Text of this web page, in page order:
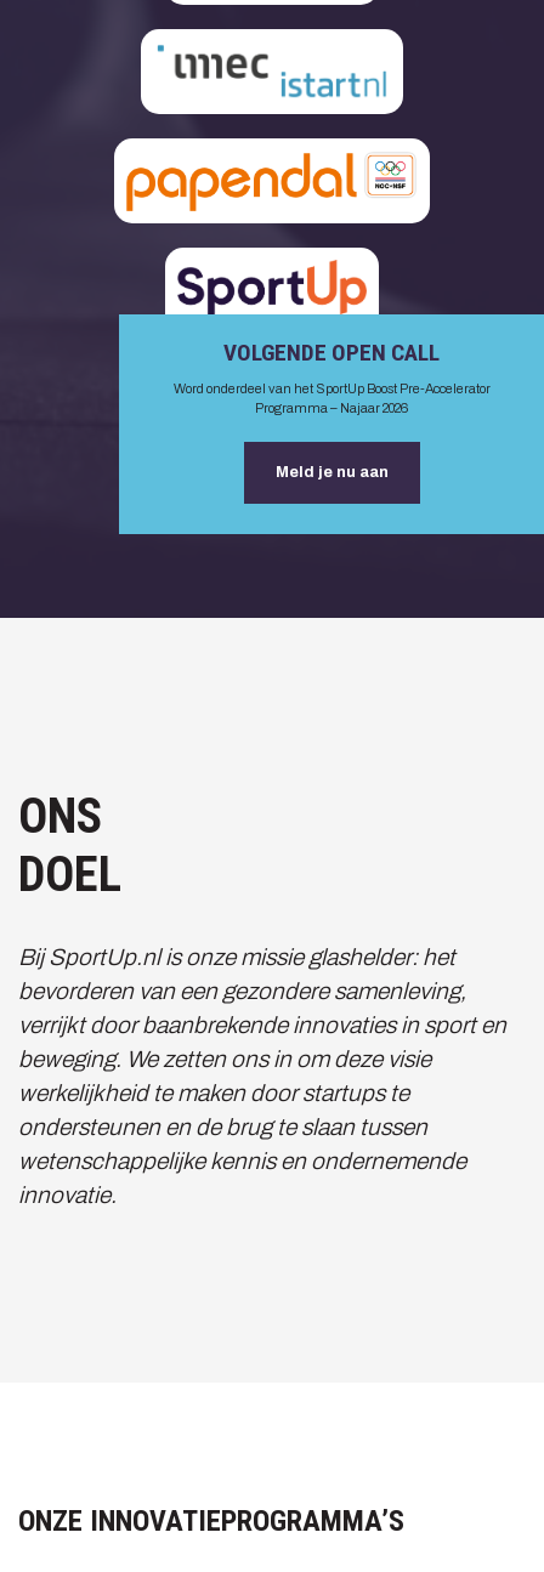
VOLGENDE OPEN CALL
Word onderdeel van het SportUp Boost Pre-Accelerator
Programma – Najaar 2026
Meld je nu aan
ONS
DOEL
Bij SportUp.nl is onze missie glashelder: het
bevorderen van een gezondere samenleving,
verrijkt door baanbrekende innovaties in sport en
beweging. We zetten ons in om deze visie
werkelijkheid te maken door startups te
ondersteunen en de brug te slaan tussen
wetenschappelijke kennis en ondernemende
innovatie.
ONZE INNOVATIEPROGRAMMA’S